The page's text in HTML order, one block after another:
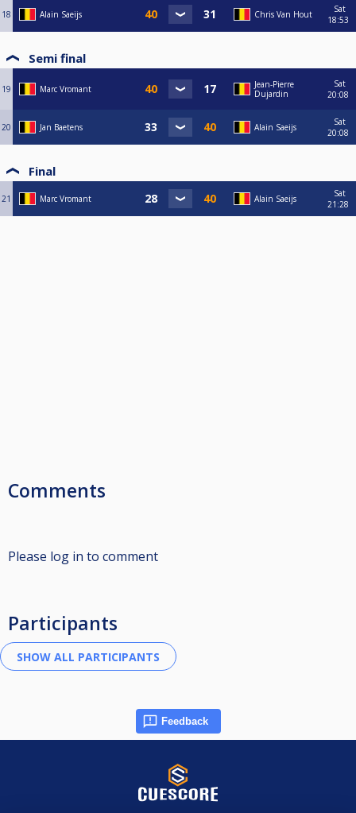
18 Alain Saeijs Chris Van Hout
Sat
18:53
Semi final
19 Marc Vromant
Jean-Pierre
Dujardin
Sat
20:08
20 Jan Baetens Alain Saeijs
Sat
20:08
Final
21 Marc Vromant Alain Saeijs
Sat
21:28
Comments
Please log in to comment
Participants
Feedback